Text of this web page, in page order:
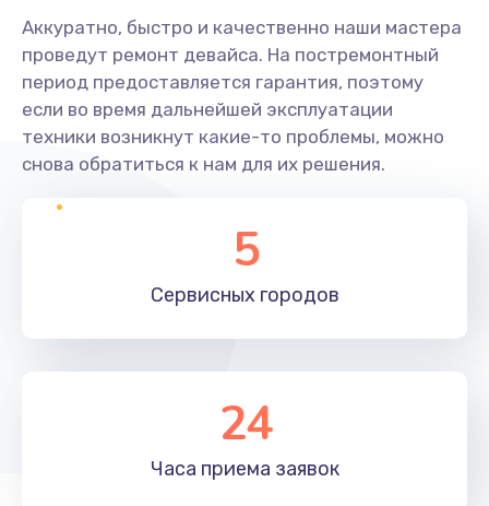
Аккуратно, быстро и качественно наши мастера
проведут ремонт девайса. На постремонтный
период предоставляется гарантия, поэтому
если во время дальнейшей эксплуатации
техники возникнут какие-то проблемы, можно
снова обратиться к нам для их решения.
5
Сервисных городов
24
Часа приема заявок